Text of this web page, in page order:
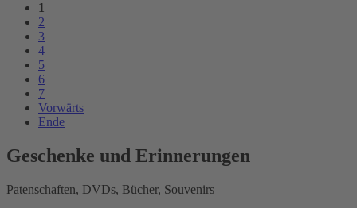
1
2
3
4
5
6
7
Vorwärts
Ende
Geschenke und Erinnerungen
Patenschaften, DVDs, Bücher, Souvenirs